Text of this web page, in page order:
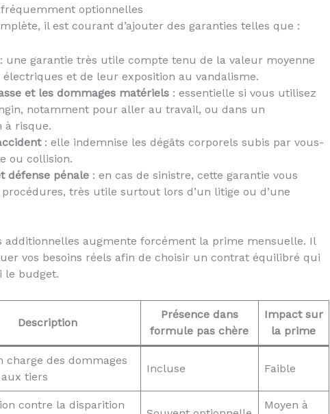
optionnelles
il est courant d’ajouter des garanties telles que :
une garantie très utile compte tenu de la valeur moyenne
électriques et de leur exposition au vandalisme.
et les dommages matériels: essentielle si vous utilisez
notamment pour aller au travail, ou dans un
à risque.
: elle indemnise les dégâts corporels subis par vous-
ou collision.
défense pénale: en cas de sinistre, cette garantie vous
très utile surtout lors d’un litige ou d’une
additionnelles augmente forcément la prime mensuelle. Il
vos besoins réels afin de choisir un contrat équilibré qui
le budget.
Description
Présence dans
formule pas chère
Impact sur
la prime
charge des dommages
tiers
Incluse Faible
contre la disparition Moyen à